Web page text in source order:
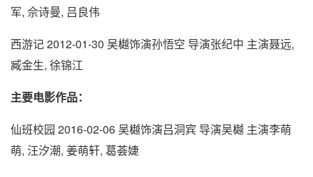
军, 佘诗曼, 吕良伟
西游记 2012-01-30 吴樾饰演孙悟空 导演张纪中 主演聂远,
臧金生, 徐锦江
主要电影作品：
仙班校园 2016-02-06 吴樾饰演吕洞宾 导演吴樾 主演李萌
萌, 汪汐潮, 姜萌轩, 葛荟婕